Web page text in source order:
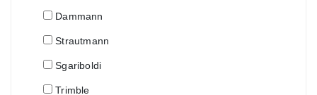
Dammann
Strautmann
Sgariboldi
Trimble